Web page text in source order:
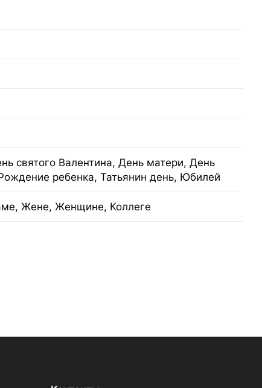
святого Валентина, День матери, День
ребенка, Татьянин день, Юбилей
Жене, Женщине, Коллеге